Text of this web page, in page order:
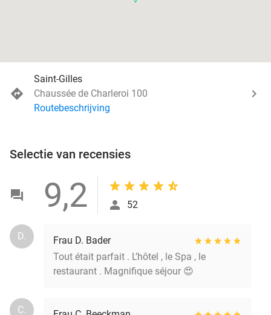
Saint-Gilles
Chaussée de Charleroi 100
Routebeschrijving
Selectie van recensies
9,2 52
D.
Frau D. Bader
Tout était parfait . L’hôtel , le Spa , le
restaurant . Magnifique séjour 😍
C.